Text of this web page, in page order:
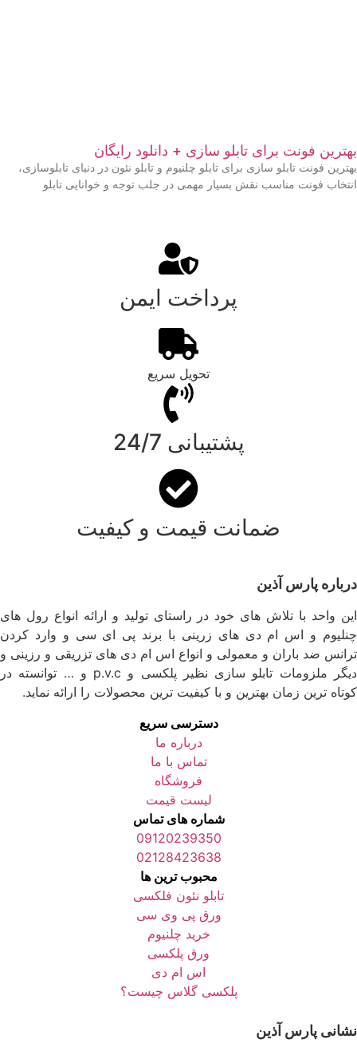
بهترین فونت برای تابلو سازی + دانلود رایگان
بهترین فونت تابلو سازی برای تابلو چلنیوم و تابلو نئون در دنیای تابلوسازی،
انتخاب فونت مناسب نقش بسیار مهمی در جلب توجه و خوانایی تابلو
پرداخت ایمن
تحویل سریع
پشتیبانی 24/7
ضمانت قیمت و کیفیت
درباره پارس آذین
این واحد با تلاش های خود در راستای تولید و ارائه انواع رول های
چنلیوم و اس ام دی های زرینی با برند پی ای سی و وارد کردن
ترانس ضد باران و معمولی و انواع اس ام دی های تزریقی و رزینی و
دیگر ملزومات تابلو سازی نظیر پلکسی و p.v.c و … توانسته در
کوتاه ترین زمان بهترین و با کیفیت ترین محصولات را ارائه نماید.
دسترسی سریع
درباره ما
تماس با ما
فروشگاه
لیست قیمت
شماره های تماس
09120239350
02128423638
محبوب ترین ها
تابلو نئون فلکسی
ورق پی وی سی
خرید چلنیوم
ورق پلکسی
اس ام دی
پلکسی گلاس چیست؟
نشانی پارس آذین